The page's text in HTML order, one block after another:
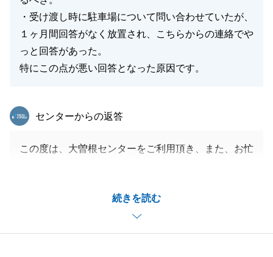
・受け渡し時に駐車場について問い合わせていたが、
１ヶ月間回答がなく放置され、こちらからの連絡でや
っと回答があった。
特にこの点が悪い回答となった原因です。
続きを読む
東急リバブル
センターからの返答
この度は、大曽根センターをご利用頂き、また、お忙
この度のお取引に関しまして、Ｈ様への配慮が足り
ず、また対応の遅れ等、Ｈ様に多大なご迷惑をおかけ
したこと、心よりお詫び申し上げます。